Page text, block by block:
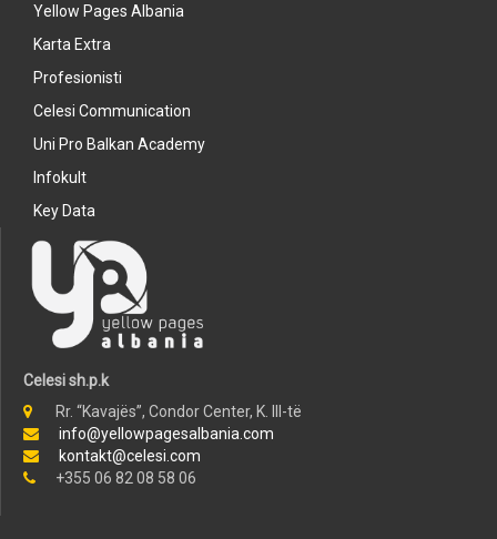
Yellow Pages Albania
Karta Extra
Profesionisti
Celesi Communication
Uni Pro Balkan Academy
Infokult
Key Data
Celesi sh.p.k
Rr. “Kavajës”, Condor Center, K. III-të
info@yellowpagesalbania.com
kontakt@celesi.com
+355 06 82 08 58 06